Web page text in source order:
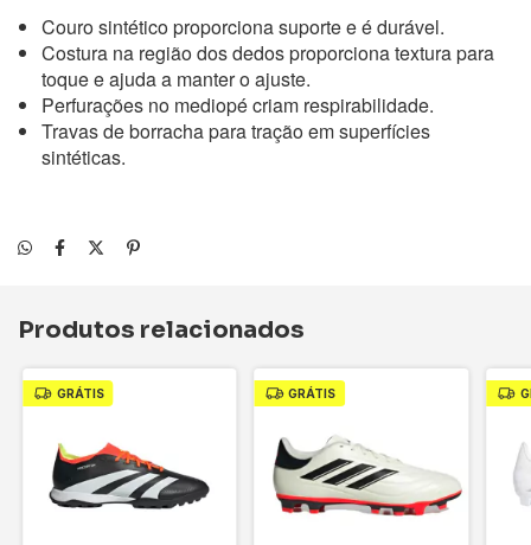
Couro sintético proporciona suporte e é durável.
Costura na região dos dedos proporciona textura para
toque e ajuda a manter o ajuste.
Perfurações no mediopé criam respirabilidade.
Travas de borracha para tração em superfícies
sintéticas.
Produtos relacionados
GRÁTIS GRÁTIS